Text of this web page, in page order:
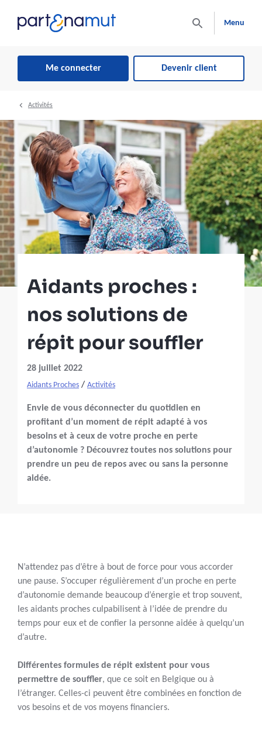
Menu
Me connecter Devenir client
Activités
Aidants proches :
nos solutions de
répit pour souffler
28 juillet 2022
Aidants Proches / Activités
Envie de vous déconnecter du quotidien en
profitant d’un moment de répit adapté à vos
besoins et à ceux de votre proche en perte
d’autonomie ? Découvrez toutes nos solutions pour
prendre un peu de repos avec ou sans la personne
aidée.
N’attendez pas d’être à bout de force pour vous accorder
une pause. S’occuper régulièrement d’un proche en perte
d’autonomie demande beaucoup d’énergie et trop souvent,
les aidants proches culpabilisent à l’idée de prendre du
temps pour eux et de confier la personne aidée à quelqu’un
d’autre.
Différentes formules de répit existent pour vous
permettre de souffler, que ce soit en Belgique ou à
l’étranger. Celles-ci peuvent être combinées en fonction de
vos besoins et de vos moyens financiers.